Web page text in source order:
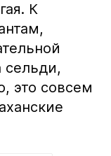
К
сельди,
это совсем